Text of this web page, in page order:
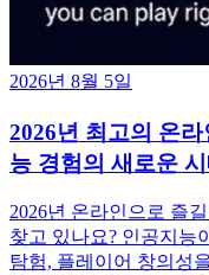
2026년 8월 5일
2026년 최고의 온
능 경험의 새로운 시
2026년 온라인으로 즐
찾고 있나요? 인공지능
탐험, 플레이어 창의성